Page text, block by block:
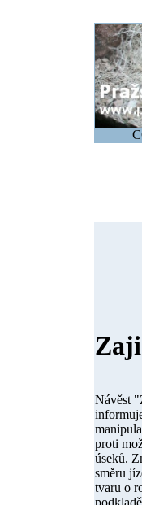
Návěst
proti
úseků.
směru
tvaru o